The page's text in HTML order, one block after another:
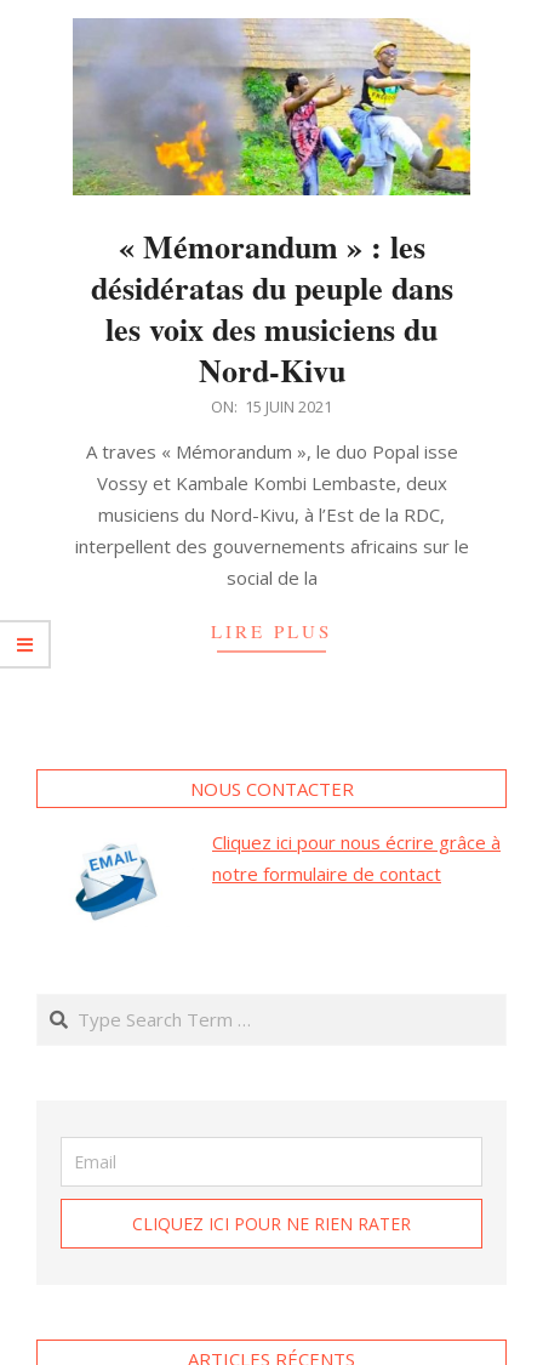
« Mémorandum » : les
désidératas du peuple dans
les voix des musiciens du
Nord-Kivu
ON: 15 JUIN 2021
A traves « Mémorandum », le duo Popal isse
Vossy et Kambale Kombi Lembaste, deux
musiciens du Nord-Kivu, à l’Est de la RDC,
interpellent des gouvernements africains sur le
social de la
LIRE PLUS
NOUS CONTACTER
Cliquez ici pour nous écrire grâce à
notre formulaire de contact
Search
ARTICLES RÉCENTS